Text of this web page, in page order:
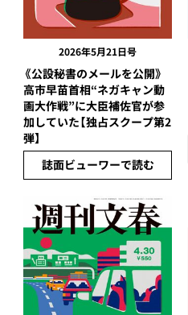
2026年5月21日号
《公設秘書のメールを公開》
高市早苗首相“ネガキャン動
画大作戦”に大臣補佐官が参
加していた【独占スクープ第2
弾】
誌面ビューワーで読む